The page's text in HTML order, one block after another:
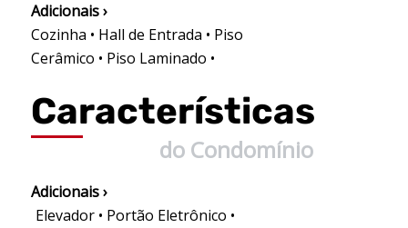
Adicionais ›
Cozinha • Hall de Entrada • Piso
Cerâmico • Piso Laminado •
Características
do Condomínio
Adicionais ›
Elevador • Portão Eletrônico •